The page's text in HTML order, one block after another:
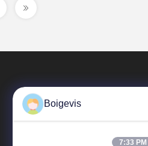
Boigevis
7:33 PM